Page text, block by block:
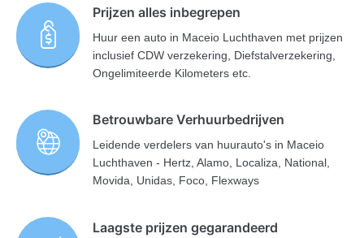
Prijzen alles inbegrepen
Huur een auto in Maceio Luchthaven met prijzen
inclusief CDW verzekering, Diefstalverzekering,
Ongelimiteerde Kilometers etc.
Betrouwbare Verhuurbedrijven
Leidende verdelers van huurauto's in Maceio
Luchthaven - Hertz, Alamo, Localiza, National,
Movida, Unidas, Foco, Flexways
Laagste prijzen gegarandeerd